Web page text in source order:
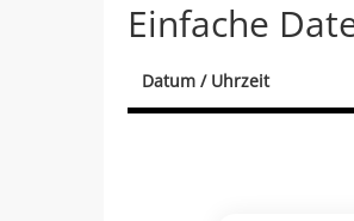
Einfache
Datum / Uhrzeit